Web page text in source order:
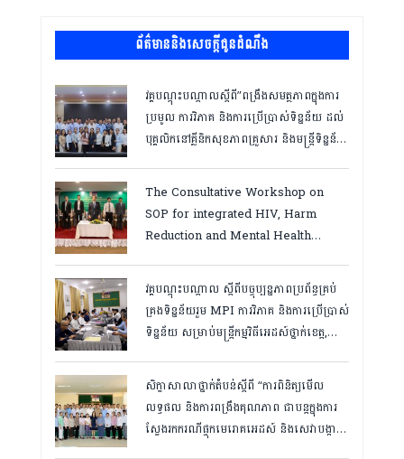
ព័ត៌មាននិងសេចក្តីជូនដំណឹង
វគ្គបណ្ដុះបណ្ដាលស្តីពី”ពង្រឹងសមត្ថភាពក្នុងការ
ប្រមូល ការវិភាគ និងការប្រើប្រាស់ទិន្នន័យ ដល់
បុគ្គលិកនៅគ្លីនិកសុខភាពគ្រួសារ និងមន្ត្រីទិន្នន័យ
ឆ្នាំ២០២៦
The Consultative Workshop on
SOP for integrated HIV, Harm
Reduction and Mental Health
វគ្គបណ្ដុះបណ្តាល ស្តីពីបច្ចុប្បន្នភាពប្រព័ន្ធគ្រប់
គ្រងទិន្នន័យរួម MPI ការវិភាគ និងការប្រើប្រាស់
ទិន្នន័យ សម្រាប់មន្រ្តីកម្មវិធីអេដស៍ថ្នាក់ខេត្ត,
សិក្ខាសាលាថ្នាក់តំបន់ស្តីពី “ការពិនិត្យមើល
លទ្ធផល និងការពង្រឹងគុណភាព ជាបន្តក្នុងការ
ស្វែងរកករណីផ្ទុកមេរោគអេដស៍ និងសេវាបង្ការ